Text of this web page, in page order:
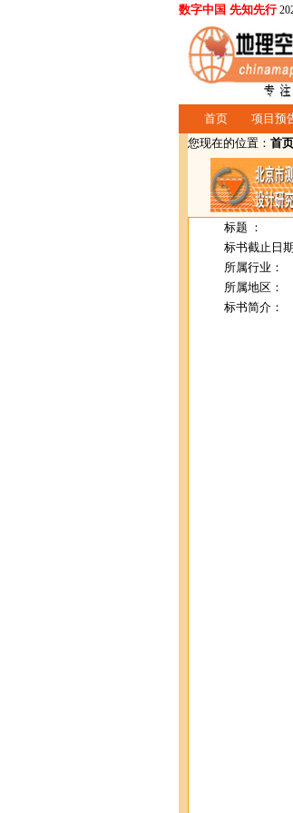
数字中国 先知先行
首页 项目预
您现在的位置： 首页
标题 ：
标书截止日
所属行业：
所属地区：
标书简介：